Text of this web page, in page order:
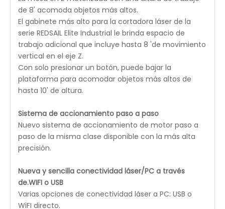
sin esfuerzo.
ASISTENCIA DE AIRE : Proporciona un flujo de aire crítico
durante el procesamiento del láser para evitar la
deformación del material. Además, mantiene el
polvo, los desechos y el gas combustible alejados del
cabezal del láser para evitar la contaminación de la
lente focal, manteniendo su mesa de trabajo más
SISTEMA DE GUÍA DE CONDUCCIÓN DE PATENTE
REDSAIL
: Equipado con el mejor sistema de
transmisión: la forma de conducción profesional de
alta velocidad de REDSAIL Patent puede alcanzar una
velocidad de grabado de 1200 mm / s con un mejor
resultado de trabajo, una mayor eficiencia de trabajo
y una vida útil más larga.